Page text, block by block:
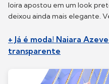
loira apostou em um look
deixou ainda mais elegante.
+ Já é moda! Naiara
transparente